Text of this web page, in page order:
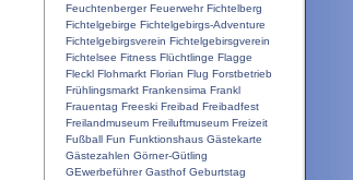
Feuchtenberger Feuerwehr Fichtelberg
Fichtelgebirge Fichtelgebirgs-Adventure
Fichtelgebirgsverein Fichtelgebirsgverein
Fichtelsee Fitness Flüchtlinge Flagge
Fleckl Flohmarkt Florian Flug Forstbetrieb
Frühlingsmarkt Frankensima Frankl
Frauentag Freeski Freibad Freibadfest
Freilandmuseum Freiluftmuseum Freizeit
Fußball Fun Funktionshaus Gästekarte
Gästezahlen Görner-Gütling
GEwerbeführer Gasthof Geburtstag